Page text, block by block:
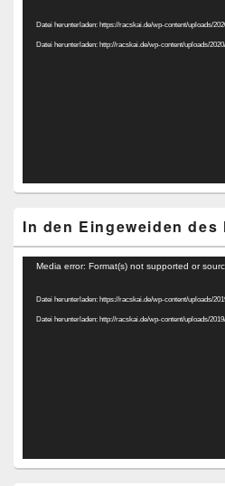
Datei herunterladen: https://racskai.de/wp-content/uploads/
Datei herunterladen: http://racskai.de/wp-content/uploads/
In den Eingeweiden
Video-
Media error: Format(s) not supported or
Datei herunterladen: https://racskai.de/wp-content/uploads/
Datei herunterladen: http://racskai.de/wp-content/uploads/